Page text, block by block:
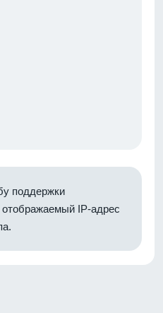
поддержки
отображаемый IP-адрес